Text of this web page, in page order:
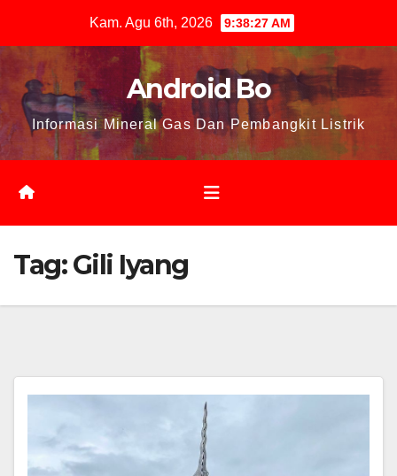
content
Kam. Agu 6th, 2026 9:38:27 AM
Android Bo
Informasi Mineral Gas Dan Pembangkit Listrik
Tag:Gili Iyang